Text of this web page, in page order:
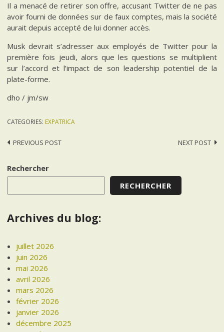
Il a menacé de retirer son offre, accusant Twitter de ne pas
avoir fourni de données sur de faux comptes, mais la société
aurait depuis accepté de lui donner accès.
Musk devrait s’adresser aux employés de Twitter pour la
première fois jeudi, alors que les questions se multiplient
sur l’accord et l’impact de son leadership potentiel de la
plate-forme.
dho / jm/sw
CATEGORIES: EXPATRICA
Post
PREVIOUS POST NEXT POST
Rechercher
RECHERCHER
Archives du blog:
juillet 2026
juin 2026
mai 2026
avril 2026
mars 2026
février 2026
janvier 2026
décembre 2025